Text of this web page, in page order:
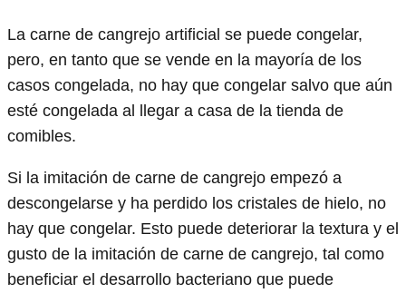
La carne de cangrejo artificial se puede congelar,
pero, en tanto que se vende en la mayoría de los
casos congelada, no hay que congelar salvo que aún
esté congelada al llegar a casa de la tienda de
comibles.
Si la imitación de carne de cangrejo empezó a
descongelarse y ha perdido los cristales de hielo, no
hay que congelar. Esto puede deteriorar la textura y el
gusto de la imitación de carne de cangrejo, tal como
beneficiar el desarrollo bacteriano que puede